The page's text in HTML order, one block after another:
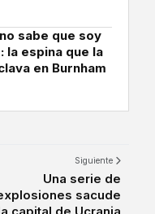
sabe que soy
espina que la
en Burnham
Siguiente
Una serie de
sacude